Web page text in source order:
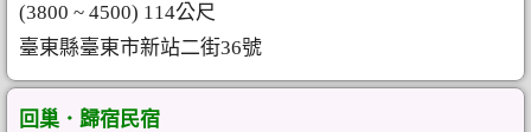
(3800 ~ 4500) 114公尺
臺東縣臺東市新站二街36號
回巢．歸宿民宿